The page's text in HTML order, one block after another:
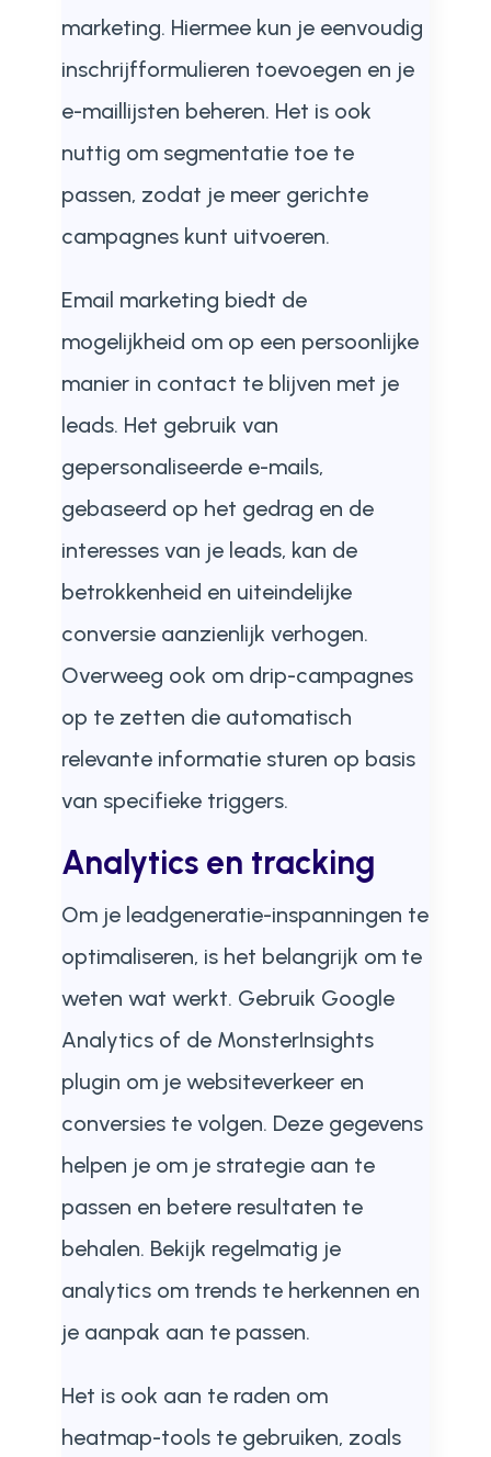
marketing. Hiermee kun je eenvoudig
inschrijfformulieren toevoegen en je
e-maillijsten beheren. Het is ook
nuttig om segmentatie toe te
passen, zodat je meer gerichte
campagnes kunt uitvoeren.
Email marketing biedt de
mogelijkheid om op een persoonlijke
manier in contact te blijven met je
leads. Het gebruik van
gepersonaliseerde e-mails,
gebaseerd op het gedrag en de
interesses van je leads, kan de
betrokkenheid en uiteindelijke
conversie aanzienlijk verhogen.
Overweeg ook om drip-campagnes
op te zetten die automatisch
relevante informatie sturen op basis
van specifieke triggers.
Analytics en tracking
Om je leadgeneratie-inspanningen te
optimaliseren, is het belangrijk om te
weten wat werkt. Gebruik Google
Analytics of de MonsterInsights
plugin om je websiteverkeer en
conversies te volgen. Deze gegevens
helpen je om je strategie aan te
passen en betere resultaten te
behalen. Bekijk regelmatig je
analytics om trends te herkennen en
je aanpak aan te passen.
Het is ook aan te raden om
heatmap-tools te gebruiken, zoals